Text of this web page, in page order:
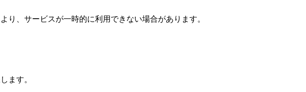
、サービスが一時的に利用できない場合があります。
ます。